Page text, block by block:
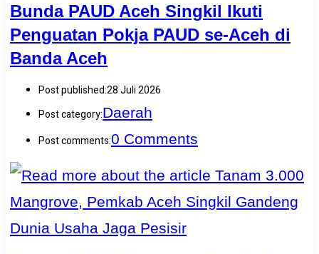
Bunda PAUD Aceh Singkil Ikuti
Penguatan Pokja PAUD se-Aceh di
Banda Aceh
Post published:28 Juli 2026
Post category:Daerah
Post comments:0 Comments